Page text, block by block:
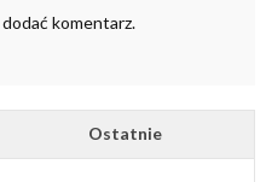
dodać komentarz.
Ostatnie